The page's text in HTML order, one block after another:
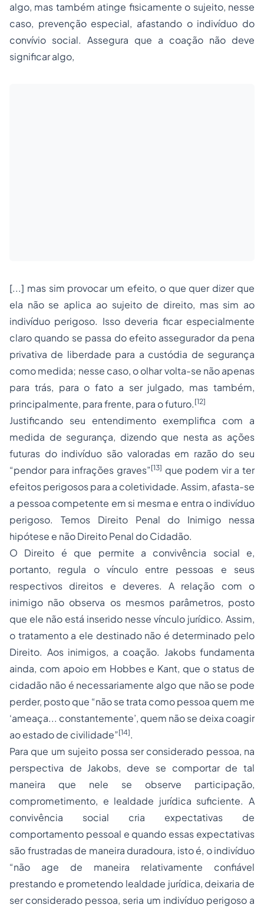
algo, mas também atinge fisicamente o sujeito, nesse
caso, prevenção especial, afastando o indivíduo do
convívio social. Assegura que a coação não deve
significar algo,
[...] mas sim provocar um efeito, o que quer dizer que
ela não se aplica ao sujeito de direito, mas sim ao
indivíduo perigoso. Isso deveria ficar especialmente
claro quando se passa do efeito assegurador da pena
privativa de liberdade para a custódia de segurança
como medida; nesse caso, o olhar volta-se não apenas
para trás, para o fato a ser julgado, mas também,
principalmente, para frente, para o futuro. [12]
Justificando seu entendimento exemplifica com a
medida de segurança, dizendo que nesta as ações
futuras do indivíduo são valoradas em razão do seu
“pendor para infrações graves”[13] que podem vir a ter
efeitos perigosos para a coletividade. Assim, afasta-se
a pessoa competente em si mesma e entra o indivíduo
perigoso. Temos Direito Penal do Inimigo nessa
hipótese e não Direito Penal do Cidadão.
O Direito é que permite a convivência social e,
portanto, regula o vínculo entre pessoas e seus
respectivos direitos e deveres. A relação com o
inimigo não observa os mesmos parâmetros, posto
que ele não está inserido nesse vínculo jurídico. Assim,
o tratamento a ele destinado não é determinado pelo
Direito. Aos inimigos, a coação. Jakobs fundamenta
ainda, com apoio em Hobbes e Kant, que o status de
cidadão não é necessariamente algo que não se pode
perder, posto que “não se trata como pessoa quem me
‘ameaça... constantemente’, quem não se deixa coagir
ao estado de civilidade”[14].
Para que um sujeito possa ser considerado pessoa, na
perspectiva de Jakobs, deve se comportar de tal
maneira que nele se observe participação,
comprometimento, e lealdade jurídica suficiente. A
convivência social cria expectativas de
comportamento pessoal e quando essas expectativas
são frustradas de maneira duradoura, isto é, o indivíduo
“não age de maneira relativamente confiável
prestando e prometendo lealdade jurídica, deixaria de
ser considerado pessoa, seria um indivíduo perigoso a